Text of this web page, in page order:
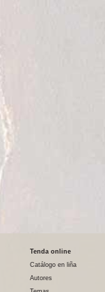
Tenda online
Catálogo en liña
Autores